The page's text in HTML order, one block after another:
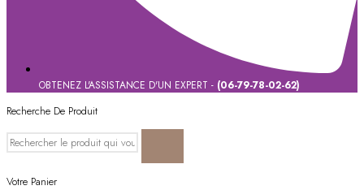
OBTENEZ L'ASSISTANCE D'UN EXPERT - (06-79-78-02-62)
Recherche De Produit
Votre Panier